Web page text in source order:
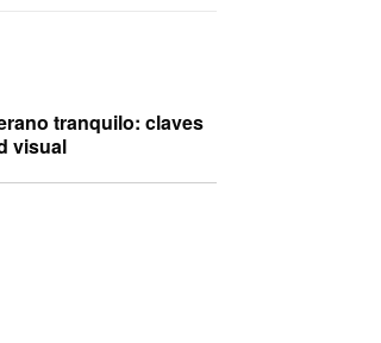
tranquilo: claves
visual